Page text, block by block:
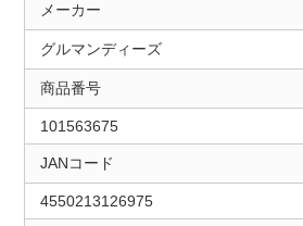
メーカー
グルマンディーズ
商品番号
101563675
JANコード
4550213126975